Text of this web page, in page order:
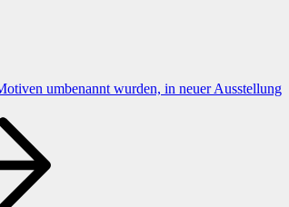
umbenannt wurden, in neuer Ausstellung